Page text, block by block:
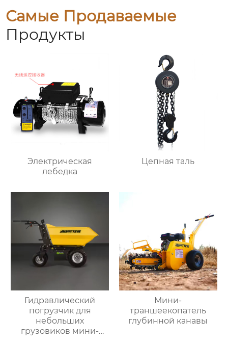
Самые Продаваемые
Продукты
Электрическая
лебедка
Цепная таль
Гидравлический
погрузчик для
небольших
грузовиков мини-
Мини-
траншеекопатель
глубинной канавы